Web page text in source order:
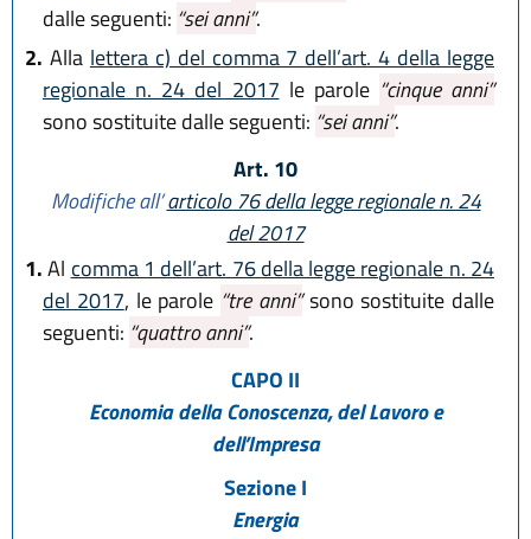
dalle seguenti: “sei anni”.
2. Alla lettera c) del comma 7 dell’art. 4 della legge
regionale n. 24 del 2017 le parole “cinque anni”
sono sostituite dalle seguenti: “sei anni”.
Art. 10
Modifiche all’articolo 76 della legge regionale n. 24
del 2017
1.Al comma 1 dell’art. 76 della legge regionale n. 24
del 2017, le parole “tre anni”sono sostituite dalle
seguenti: “quattro anni”.
CAPO II
Economia della Conoscenza, del Lavoro e
dell’Impresa
Sezione I
Energia